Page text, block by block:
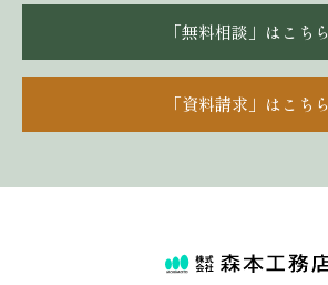
「無料相談」はこちら
「資料請求」はこちら